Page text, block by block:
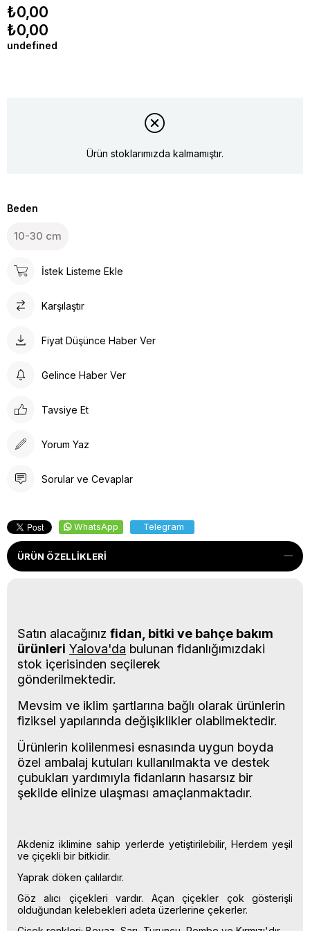
₺0,00
₺0,00
undefined
Ürün stoklarımızda kalmamıştır.
Beden
10-30 cm
İstek Listeme Ekle
Karşılaştır
Fiyat Düşünce Haber Ver
Gelince Haber Ver
Tavsiye Et
Yorum Yaz
Sorular ve Cevaplar
WhatsApp Telegram
ÜRÜN ÖZELLIKLERI
Satın alacağınız fidan, bitki ve bahçe bakım
ürünleri Yalova'da bulunan fidanlığımızdaki
stok içerisinden seçilerek
gönderilmektedir.
Mevsim ve iklim şartlarına bağlı olarak ürünlerin
fiziksel yapılarında değişiklikler olabilmektedir.
Ürünlerin kolilenmesi esnasında uygun boyda
özel ambalaj kutuları kullanılmakta ve destek
çubukları yardımıyla fidanların hasarsız bir
şekilde elinize ulaşması amaçlanmaktadır.
Akdeniz iklimine sahip yerlerde yetiştirilebilir, Herdem yeşil
ve çiçekli bir bitkidir.
Yaprak döken çalılardır.
Göz alıcı çiçekleri vardır. Açan çiçekler çok gösterişli
olduğundan kelebekleri adeta üzerlerine çekerler.